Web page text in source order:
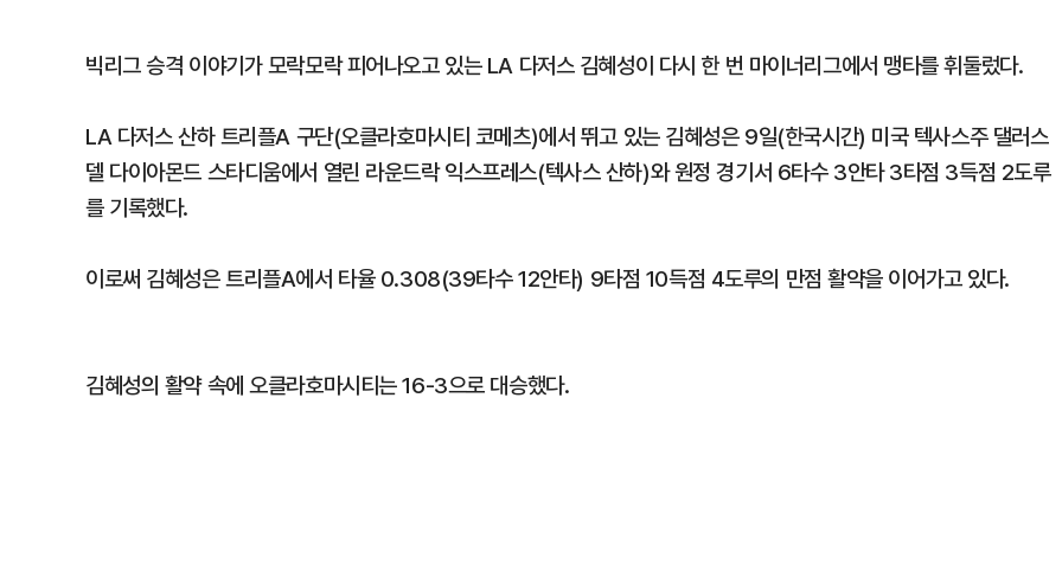
빅리그 승격 이야기가 모락모락 피어나오고 있는 LA 다저스 김혜성이 다시 한 번 마이너리그에서 맹타를 휘둘렀다.
LA 다저스 산하 트리플A 구단(오클라호마시티 코메츠)에서 뛰고 있는 김혜성은 9일(한국시간) 미국 텍사스주 댈러스
델 다이아몬드 스타디움에서 열린 라운드락 익스프레스(텍사스 산하)와 원정 경기서 6타수 3안타 3타점 3득점 2도루
를 기록했다.
이로써 김혜성은 트리플A에서 타율 0.308(39타수 12안타) 9타점 10득점 4도루의 만점 활약을 이어가고 있다.
김혜성의 활약 속에 오클라호마시티는 16-3으로 대승했다.